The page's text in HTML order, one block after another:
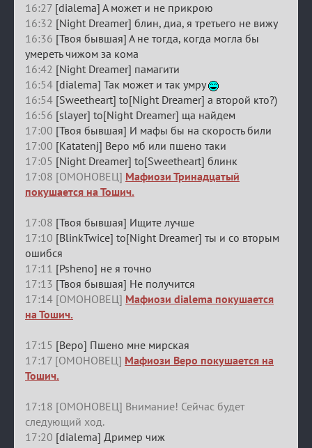
16:27 [dialema] А может и не прикрою
16:32 [Night Dreamer] блин, диа, я третьего не вижу
16:36 [Твоя бывшая] А не тогда, когда могла бы
умереть чижом за кома
16:42 [Night Dreamer] памагити
16:54 [dialema] Так может и так умру
16:54 [Sweetheart] to[Night Dreamer] а второй кто?)
16:56 [slayer] to[Night Dreamer] ща найдем
17:00 [Твоя бывшая] И мафы бы на скорость били
17:00 [Katatenj] Веро мб или пшено таки
17:05 [Night Dreamer] to[Sweetheart] блинк
17:08 [ОМОНОВЕЦ] Мафиози Тринадцатый
покушается на Тошич.
17:08 [Твоя бывшая] Ищите лучше
17:10 [BlinkTwice] to[Night Dreamer] ты и со вторым
ошибся
17:11 [Psheno] не я точно
17:13 [Твоя бывшая] Не получится
17:14 [ОМОНОВЕЦ] Мафиози dialema покушается
на Тошич.
17:15 [Веро] Пшено мне мирская
17:17 [ОМОНОВЕЦ] Мафиози Веро покушается на
Тошич.
17:18 [ОМОНОВЕЦ] Внимание! Сейчас будет
следующий ход.
17:20 [dialema] Дример чиж